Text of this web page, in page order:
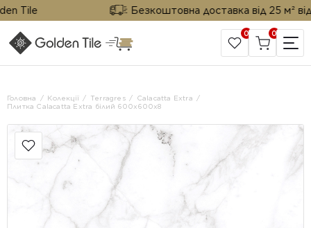
Безкоштовна доставка від 25 м² від
САЙТ КОМПАНІЇ
0 0
Головна Колекції Terragres
Calacatta Extra
Плитка Calacatta Extra білий 600x600x8